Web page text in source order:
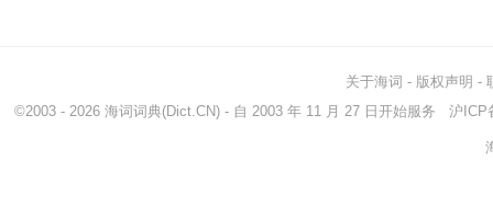
关于海词 - 版权声明 -
©2003 - 2026 海词词典(Dict.CN) - 自 2003 年 11 月 27 日开始服务 沪ICP